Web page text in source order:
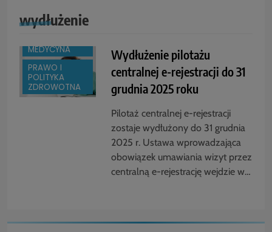
wydłużenie
BOX
MEDYCYNA
PRAWO I
POLITYKA
ZDROWOTNA
Wydłużenie pilotażu
centralnej e-rejestracji do 31
grudnia 2025 roku
Pilotaż centralnej e-rejestracji
zostaje wydłużony do 31 grudnia
2025 r. Ustawa wprowadzająca
obowiązek umawiania wizyt przez
centralną e-rejestrację wejdzie w…